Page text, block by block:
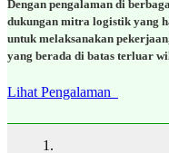
Dengan pengalaman di
dukungan mitra logistik yang
untuk melaksanakan
yang berada di batas terluar
Lihat Pengalaman